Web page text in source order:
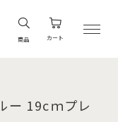
商品 カート
ー 19cｍプレ